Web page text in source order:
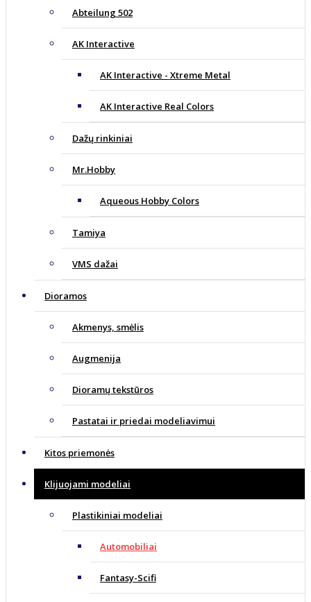
Abteilung 502
AK Interactive
AK Interactive - Xtreme Metal
AK Interactive Real Colors
Dažų rinkiniai
Mr.Hobby
Aqueous Hobby Colors
Tamiya
VMS dažai
Dioramos
Akmenys, smėlis
Augmenija
Dioramų tekstūros
Pastatai ir priedai modeliavimui
Kitos priemonės
Klijuojami modeliai
Plastikiniai modeliai
Automobiliai
Fantasy-Scifi